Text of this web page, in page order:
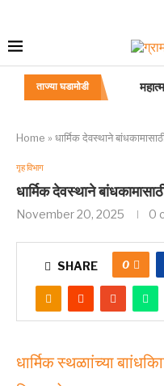
ताज्या घडामोडी
Home » धार्मिक देवस्थाने
गृह विभाग
धार्मिक देवस्थाने
November 20, 2025 0
SHARE 0
धार्मिक स्थळाांच्या